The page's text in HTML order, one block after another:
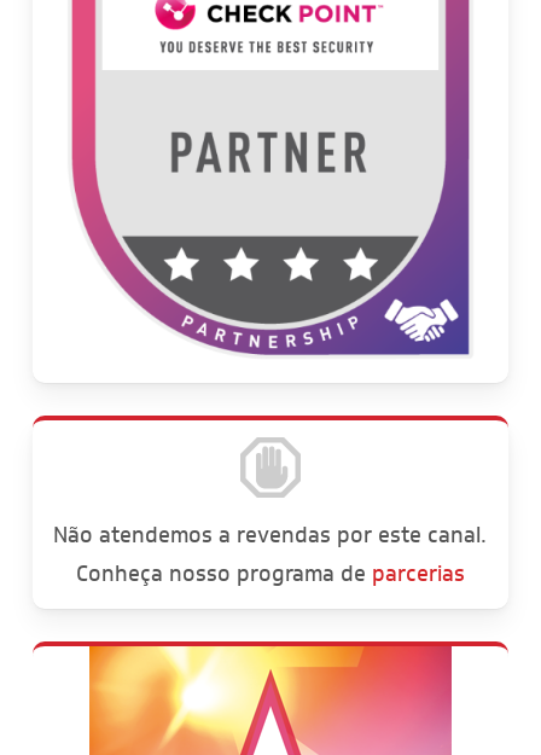
Não atendemos a revendas por este canal.
Conheça nosso programa de parcerias